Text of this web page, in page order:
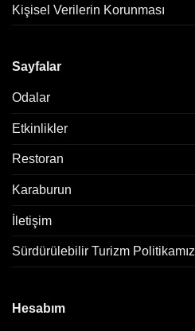
Kişisel Verilerin Korunması
Sayfalar
Odalar
Etkinlikler
Restoran
Karaburun
İletişim
Sürdürülebilir Turizm Politikamız
Hesabım